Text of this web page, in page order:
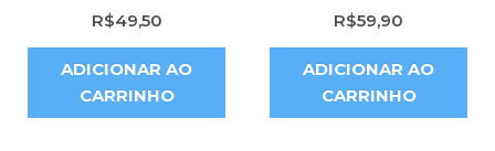
R$49,50
ADICIONAR AO
CARRINHO
R$59,90
ADICIONAR AO
CARRINHO